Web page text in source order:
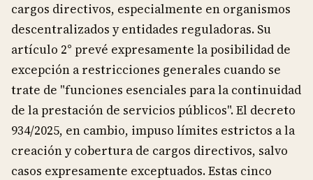
cargos directivos, especialmente en organismos
descentralizados y entidades reguladoras. Su
artículo 2° prevé expresamente la posibilidad de
excepción a restricciones generales cuando se
trate de "funciones esenciales para la continuidad
de la prestación de servicios públicos". El decreto
934/2025, en cambio, impuso límites estrictos a la
creación y cobertura de cargos directivos, salvo
casos expresamente exceptuados. Estas cinco